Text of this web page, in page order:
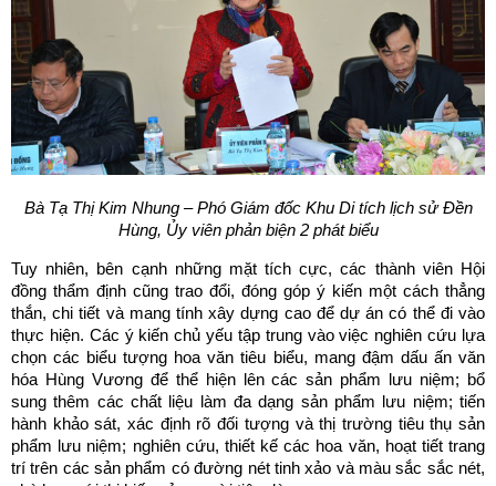
Bà Tạ Thị Kim Nhung – Phó Giám đốc Khu Di tích lịch sử Đền
Hùng, Ủy viên phản biện 2 phát biểu
Tuy nhiên, bên cạnh những mặt tích cực, các thành viên Hội
đồng thẩm định cũng trao đổi, đóng góp ý kiến một cách thẳng
thắn, chi tiết và mang tính xây dựng cao để dự án có thể đi vào
thực hiện. Các ý kiến chủ yếu tập trung vào việc nghiên cứu lựa
chọn các biểu tượng hoa văn tiêu biểu, mang đậm dấu ấn văn
hóa Hùng Vương để thể hiện lên các sản phẩm lưu niệm; bổ
sung thêm các chất liệu làm đa dạng sản phẩm lưu niệm; tiến
hành khảo sát, xác định rõ đối tượng và thị trường tiêu thụ sản
phẩm lưu niệm; nghiên cứu, thiết kế các hoa văn, hoạt tiết trang
trí trên các sản phẩm có đường nét tinh xảo và màu sắc sắc nét,